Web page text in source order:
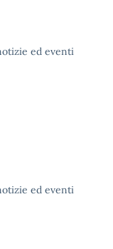
ed eventi
ed eventi